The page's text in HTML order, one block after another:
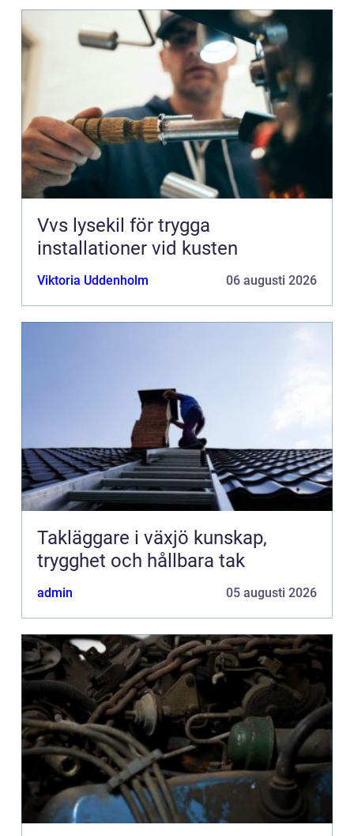
Vvs lysekil för trygga
installationer vid kusten
Viktoria Uddenholm 06 augusti 2026
Takläggare i växjö kunskap,
trygghet och hållbara tak
admin 05 augusti 2026